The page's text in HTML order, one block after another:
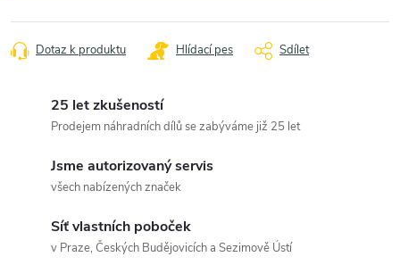
Dotaz k produktu Hlídací pes Sdílet
25 let zkušeností
Prodejem náhradních dílů se zabýváme již 25 let
Jsme autorizovaný servis
všech nabízených značek
Síť vlastních poboček
v Praze, Českých Budějovicích a Sezimově Ústí